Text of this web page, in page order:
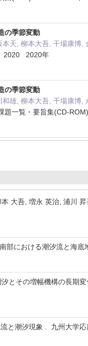
の季節変動
天, 柳本大吾, 干場康博,
2020 2020年
の季節変動
雄, 柳本大吾, 干場康博,
題一覧・要旨集(CD-
大吾, 増永 英治, 浦川
部における潮汐流と海
とその増幅機構の長期
と潮汐現象 . 九州大学